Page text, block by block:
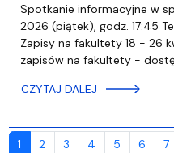
Spotkanie informacyjne w
2026 (piątek), godz. 17:45
Zapisy na fakultety 18 - 26
zapisów na fakultety -
CZYTAJ DALEJ
Stronicowanie
1 2 3 4 5 6 7